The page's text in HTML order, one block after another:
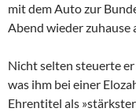
mit dem Auto zur
Abend wieder zuhause
Nicht selten steuerte er
was ihm bei einer
Ehrentitel als